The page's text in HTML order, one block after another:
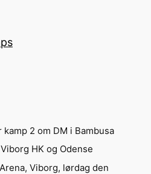
kamp 2 om DM i Bambusa
HK og Odense
Viborg, lørdag den